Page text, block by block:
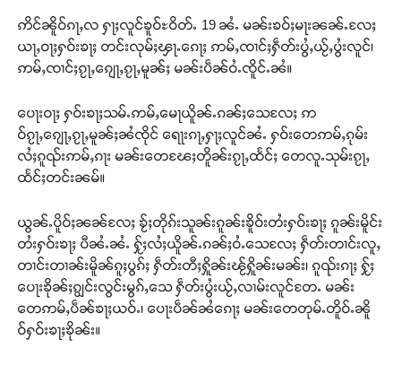
ဢိင်ၼိူဝ်ၵႃႇလ ႁႃႈလူင်ၶူဝ်ႊဝိတ်ႉ 19 ၼႆႉ မၼ်းၶဝ်ႈမႃးၼၼ်ႉလႄႈ
ယႃႇဝႃႈႁဝ်းၶႃႈ တင်းလုမ်ႈၾႃႉၵေႃႈ ဢမ်ႇၸၢင်ႈႁဵတ်းပွႆႇယႂ်ႇပွႆးလူင်၊
ဢမ်ႇၸၢင်ႈၵႂႃႇၵျေႃႇၵႂႃႇမူၼ်ႈ မၼ်းပဵၼ်ဝႆႉၸိူင်ႉၼႆ။
ပေႃးဝႃႈ ႁဝ်းၶႃႈသမ်ႉဢမ်ႇမေႃယိူၼ်ႉၵၼ်ႈသေလႄႈ ဢ
ဝ်ၵႂႃႇၵျေႃႇၵႂႃႇမူၼ်ႈၼႆၸိုင် ရေႃးၵႃႇႁႃႈလူင်ၼႆႉ ႁဝ်းတေဢမ်ႇၵုမ်း
လႆႈၵူၺ်းဢမ်ႇၵႃး မၼ်းတေၽႄႈတိူၼ်းၵႂႃႇထႅင်ႈ တေလူႉသုမ်းၵႂႃႇ
ထႅင်ႈတင်းၼမ်။
ယွၼ်ႉပိူဝ်ႈၼၼ်လႄႈ ၶႂ်ႈတိုၵ်းသူၼ်းၵူၼ်းၶိူဝ်းတႆးႁဝ်းၶႃႈ ၵူၼ်းမိူင်း
တႆးႁဝ်းၶႃႈ ပီၼႆႉၼႆႉ ႁႂ်ႈလႆႈယိူၼ်ႉၵၼ်ႈဝႆႉသေလႄႈ ႁဵတ်းတၢင်းလူႇ
တၢင်းတၢၼ်းမိူၼ်ၵူႈပွၵ်ႈ ႁဵတ်းတီႈႁိူၼ်းၽႂ်ႁိူၼ်းမၼ်း၊ ၵူၺ်းၵႃႈ ႁႂ်ႈ
ပေႃးၶိုၼ်ႈၵျွင်းလွင်းမွၵ်ႇသေ ႁဵတ်းပွႆးယႂ်ႇလၢမ်းလူင်တႄႉ မၼ်း
တေဢမ်ႇပဵၼ်ၶႃႈယဝ်ႉ၊ ပေႃးပဵၼ်ၼႆၵေႃႈ မၼ်းတေတုမ်ႉတိူဝ်ႉၼိူ
ဝ်ႁဝ်းၶႃႈၶိုၼ်း။